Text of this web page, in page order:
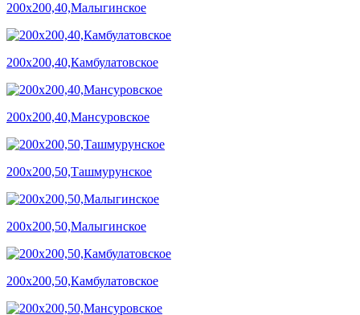
200х200,40,Малыгинское
200х200,40,Камбулатовское
200х200,40,Мансуровское
200х200,50,Ташмурунское
200х200,50,Малыгинское
200х200,50,Камбулатовское